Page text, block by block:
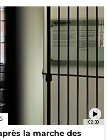
02:30
la marche des